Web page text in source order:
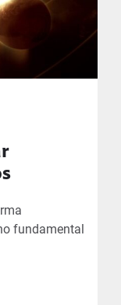
fundamental